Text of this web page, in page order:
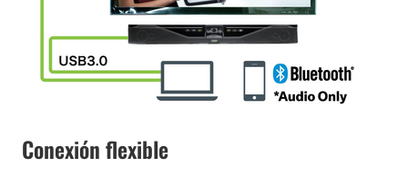
Conexión flexible